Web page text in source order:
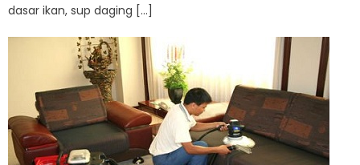
dasar ikan, sup daging […]